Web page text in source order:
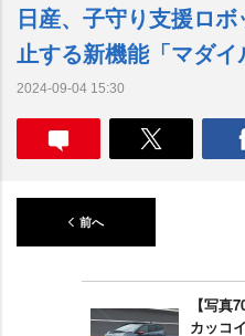
日産、子守り支援ロ
止する新機能「マダ
2024-09-04 15:30
前へ
【写真
カッコ